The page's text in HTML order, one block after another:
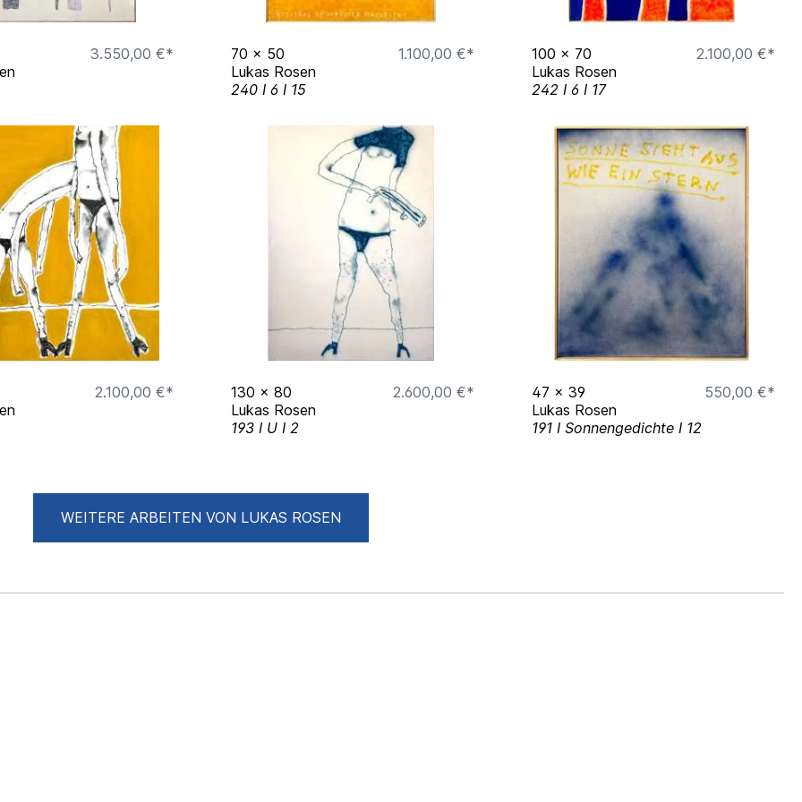
3.550,00 €*
70 x 50
1.100,00 €*
Lukas Rosen
240 I 6 I 15
100 x 70
2.100,00 €*
Lukas Rosen
242 I 6 I 17
2.100,00 €*
130 x 80
2.600,00 €*
Lukas Rosen
193 I U I 2
47 x 39
550,00 €*
Lukas Rosen
191 I Sonnengedichte I 12
WEITERE ARBEITEN VON LUKAS ROSEN